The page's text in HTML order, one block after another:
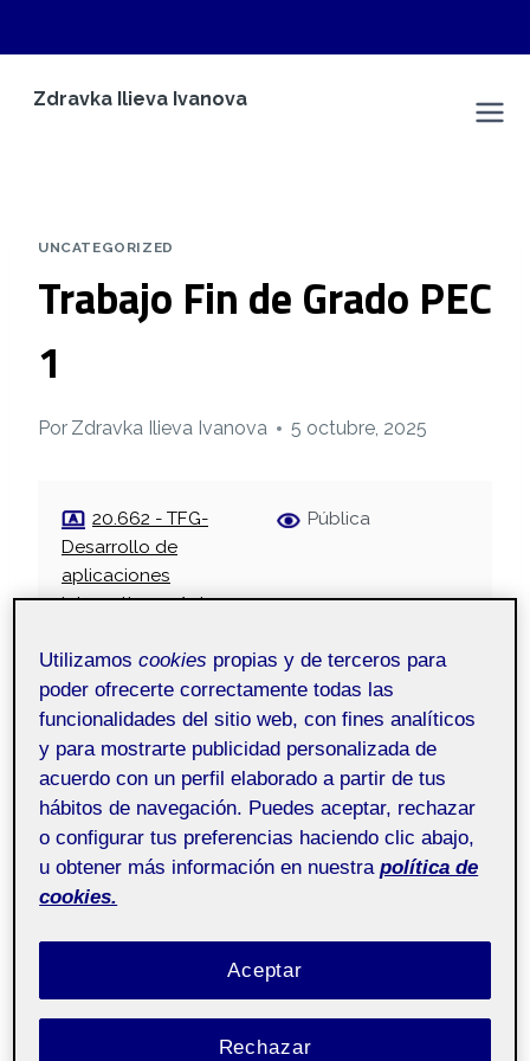
Zdravka Ilieva Ivanova
UNCATEGORIZED
Trabajo Fin de Grado PEC
1
Por Zdravka Ilieva Ivanova 5 octubre, 2025
20.662 - TFG-
Desarrollo de
aplicaciones
interactivas - Aula 1
Pública
Hola a todos,
Dejo aqui mi primera PEC de Trabajo Fin de
Grado.
un saludo
Utilizamoscookies propias y de terceros para
poder ofrecerte correctamente todas las
funcionalidades del sitio web, con fines analíticos
y para mostrarte publicidad personalizada de
acuerdo con un perfil elaborado a partir de tus
hábitos de navegación. Puedes aceptar, rechazar
o configurar tus preferencias haciendo clic abajo,
u obtener más información en nuestra política de
cookies.
Rechazar
Aceptar